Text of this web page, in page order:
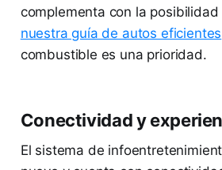
complementa con la posibilidad
nuestra guía de autos eficientes
combustible es una prioridad.
Conectividad y
El sistema de